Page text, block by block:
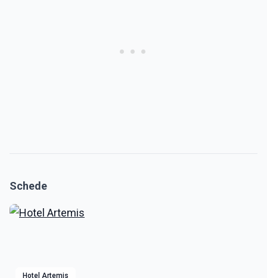
Schede
Hotel Artemis